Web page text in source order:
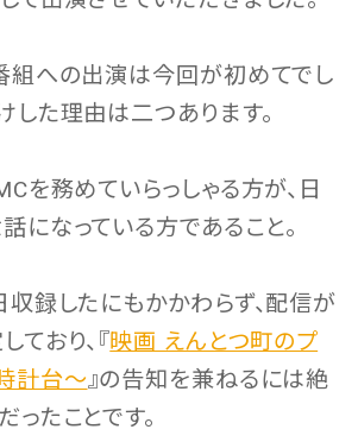
組への出演は今回が初めてでし
した理由は二つあります。
を務めていらっしゃる方が、日
になっている方であること。
収録したにもかかわらず、配信が
ており、『映画 えんとつ町のプ
計台～』の告知を兼ねるには絶
ったことです。